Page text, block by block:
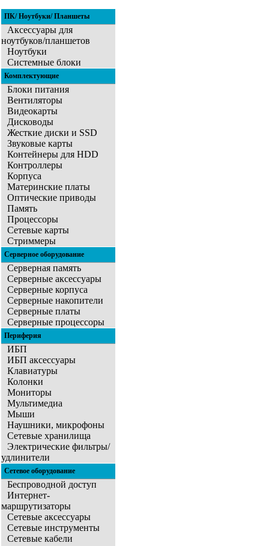
ПК/ Ноутбуки/ Планшеты
Аксессуары для
ноутбуков/планшетов
Ноутбуки
Системные блоки
Комплектующие
Блоки питания
Вентиляторы
Видеокарты
Дисководы
Жесткие диски и SSD
Звуковые карты
Контейнеры для HDD
Контроллеры
Корпуса
Материнские платы
Оптические приводы
Память
Процессоры
Сетевые карты
Стриммеры
Серверное оборудование
Серверная память
Серверные аксессуары
Серверные корпуса
Серверные накопители
Серверные платы
Серверные процессоры
Периферия
ИБП
ИБП аксессуары
Клавиатуры
Колонки
Мониторы
Мультимедиа
Мыши
Наушники, микрофоны
Сетевые хранилища
Электрические фильтры/
удлинители
Сетевое оборудование
Беспроводной доступ
Интернет-
маршрутизаторы
Сетевые аксессуары
Сетевые инструменты
Сетевые кабели